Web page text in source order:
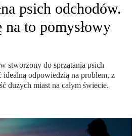
psich odchodów.
na to pomysłowy
stworzony do sprzątania psich
idealną odpowiedzią na problem, z
dużych miast na całym świecie.